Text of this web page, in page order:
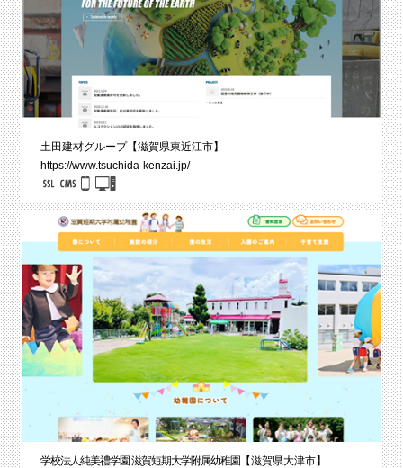
土田建材グループ【滋賀県東近江市】
https://www.tsuchida-kenzai.jp/
学校法人純美禮学園 滋賀短期大学附属幼稚園 【滋賀県大津市】